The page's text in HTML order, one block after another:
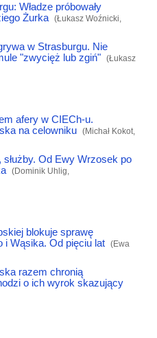
Władze próbowały
Żurka (Łukasz Woźnicki,
w Strasburgu. Nie
"zwycięż lub zgiń" (Łukasz
afery w CIECh-u.
na celowniku (Michał Kokot,
służby. Od Ewy Wrzosek po
(Dominik Uhlig,
blokuje sprawę
i Wąsika. Od pięciu lat (Ewa
razem chronią
o ich wyrok skazujący